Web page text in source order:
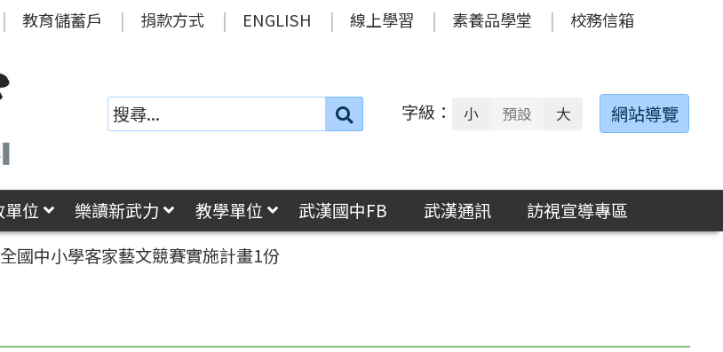
教育儲蓄戶 捐款方式 ENGLISH 線上學習 素養品學堂 校務信箱
搜
字級： 小 預設 大 網站導覽
位 樂讀新武力 教學單位 武漢國中FB 武漢通訊
訪視宣導專區
國中小學客家藝文競賽實施計畫1份